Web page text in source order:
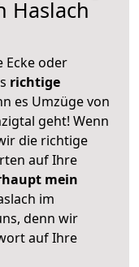
Haslach
Ecke oder
richtige
es Umzüge von
geht! Wenn
die richtige
auf Ihre
mein
im
denn wir
auf Ihre